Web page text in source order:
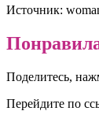
Источник:
Поделитесь,
Перейдите по